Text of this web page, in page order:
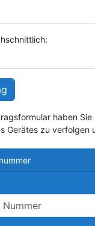
haben
Gerätes zu verfolgen